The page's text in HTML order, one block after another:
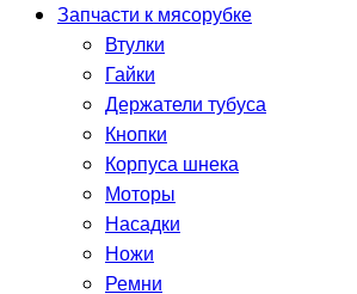
Запчасти к мясорубке
Втулки
Гайки
Держатели тубуса
Кнопки
Корпуса шнека
Моторы
Насадки
Ножи
Ремни